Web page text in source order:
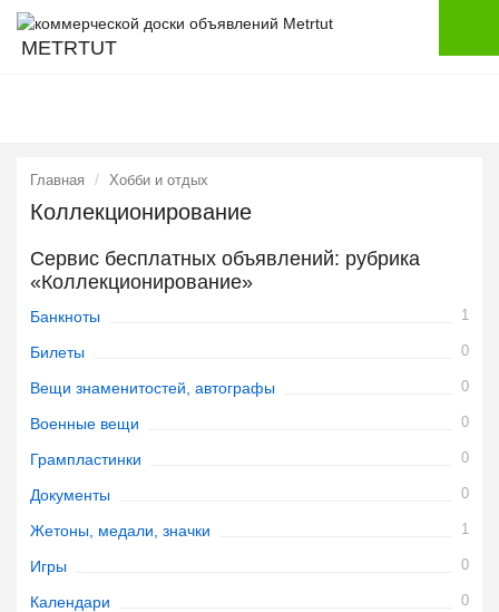
METRTUT
Главная Хобби и отдых
Коллекционирование
Сервис бесплатных объявлений: рубрика
«Коллекционирование»
Банкноты 1
Билеты 0
Вещи знаменитостей, автографы 0
Военные вещи 0
Грампластинки 0
Документы 0
Жетоны, медали, значки 1
Игры 0
Календари 0